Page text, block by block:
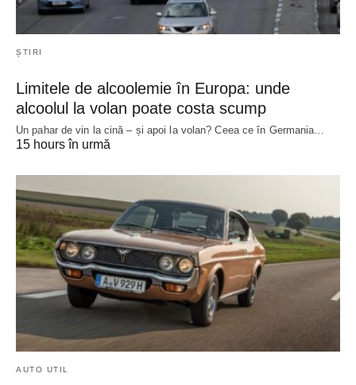
ȘTIRI
Limitele de alcoolemie în Europa: unde
alcoolul la volan poate costa scump
Un pahar de vin la cină – și apoi la volan? Ceea ce în Germania…
15 hours în urmă
AUTO UTIL